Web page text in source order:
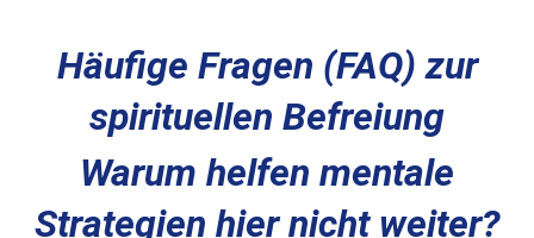
Häufige Fragen (FAQ) zur
spirituellen Befreiung
Warum helfen mentale
Strategien hier nicht weiter?